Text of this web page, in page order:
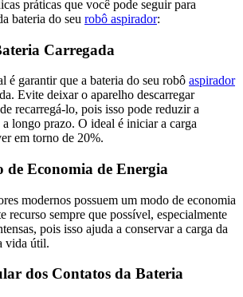
práticas que você pode seguir para
bateria do seu robô aspirador:
Carregada
é garantir que a bateria do seu robô aspirador
Evite deixar o aparelho descarregar
recarregá-lo, pois isso pode reduzir a
a longo prazo. O ideal é iniciar a carga
em torno de 20%.
de Economia de Energia
modernos possuem um modo de economia
recurso sempre que possível, especialmente
pois isso ajuda a conservar a carga da
vida útil.
dos Contatos da Bateria